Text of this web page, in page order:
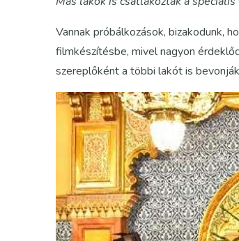
Vannak próbálkozások, bizakodunk,
filmkészítésbe, mivel nagyon
szereplőként a többi lakót is